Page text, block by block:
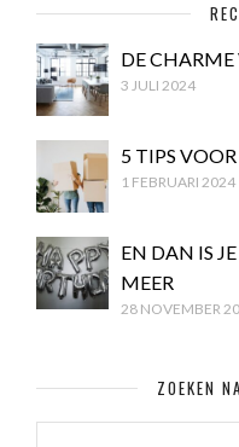
DE CHARME
3 JULI 2024
5 TIPS
1 FEBRUARI 2024
EN DAN IS
MEER
28 NOVEMBER
ZOEKEN
ZOEKEN